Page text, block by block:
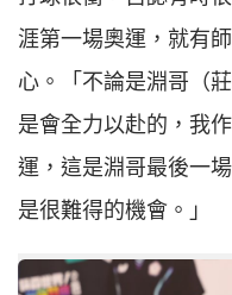
涯第一場奧運，就有
心。「不論是淵哥（
是會全力以赴的，我
運，這是淵哥最後一
是很難得的機會。」